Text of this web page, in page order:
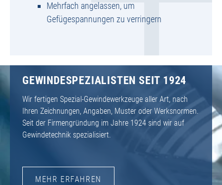
Mehrfach angelassen, um
Gefügespannungen zu verringern
GEWINDESPEZIALISTEN SEIT 1924
Wir fertigen Spezial-Gewindewerkzeuge aller Art, nach
Ihren Zeichnungen, Angaben, Muster oder Werksnormen.
Seit der Firmengründung im Jahre 1924 sind wir auf
Gewindetechnik spezialisiert.
MEHR ERFAHREN